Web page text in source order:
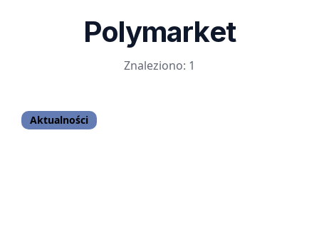
Polymarket
Znaleziono: 1
Aktualności